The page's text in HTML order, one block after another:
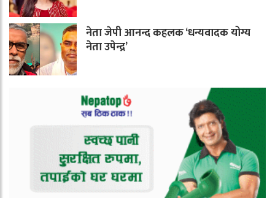
नेता जेपी आनन्द कहलक ‘धन्यवादक योग्य
नेता उपेन्द्र’